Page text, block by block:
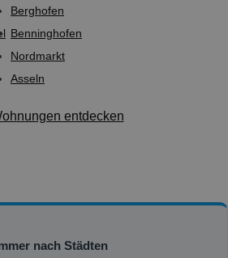
Berghofen
Benninghofen
Nordmarkt
Asseln
entdecken
nach Städten